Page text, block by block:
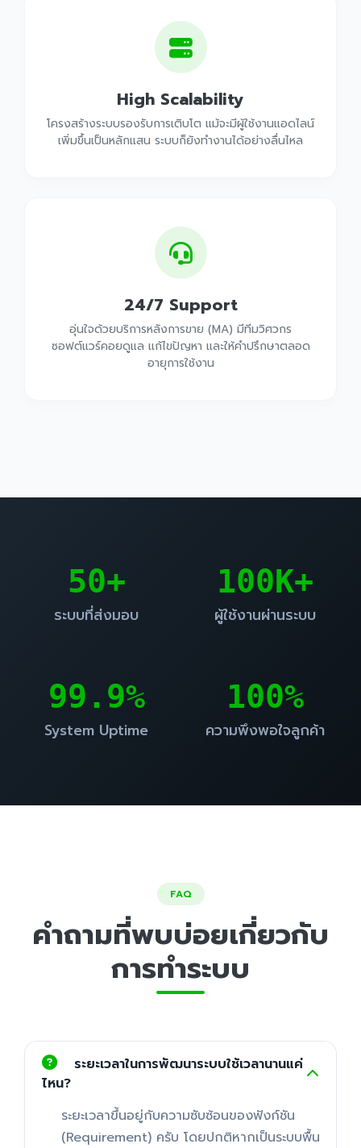
High Scalability
โครงสร้างระบบรองรับการเติบโต แม้จะมีผู้ใช้งานแอดไลน์
เพิ่มขึ้นเป็นหลักแสน ระบบก็ยังทำงานได้อย่างลื่นไหล
24/7 Support
อุ่นใจด้วยบริการหลังการขาย (MA) มีทีมวิศวกร
ซอฟต์แวร์คอยดูแล แก้ไขปัญหา และให้คำปรึกษาตลอด
อายุการใช้งาน
50+
ระบบที่ส่งมอบ
100K+
ผู้ใช้งานผ่านระบบ
99.9%
System Uptime
100%
ความพึงพอใจลูกค้า
FAQ
คำถามที่พบบ่อยเกี่ยวกับ
การทำระบบ
ระยะเวลาในการพัฒนาระบบใช้เวลานานแค่
ไหน?
ระยะเวลาขึ้นอยู่กับความซับซ้อนของฟังก์ชัน
(Requirement) ครับ โดยปกติหากเป็นระบบพื้น